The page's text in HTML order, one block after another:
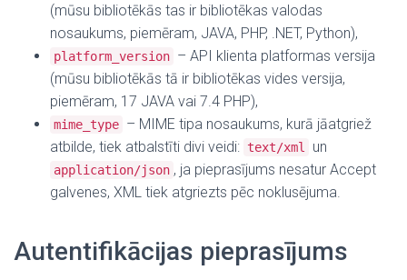
(mūsu bibliotēkās tas ir bibliotēkas valodas
nosaukums, piemēram, JAVA, PHP, .NET, Python),
platform_version – API klienta platformas versija
(mūsu bibliotēkās tā ir bibliotēkas vides versija,
piemēram, 17 JAVA vai 7.4 PHP),
mime_type – MIME tipa nosaukums, kurā jāatgriež
atbilde, tiek atbalstīti divi veidi: text/xml un
application/json , ja pieprasījums nesatur Accept
galvenes, XML tiek atgriezts pēc noklusējuma.
Autentifikācijas pieprasījums